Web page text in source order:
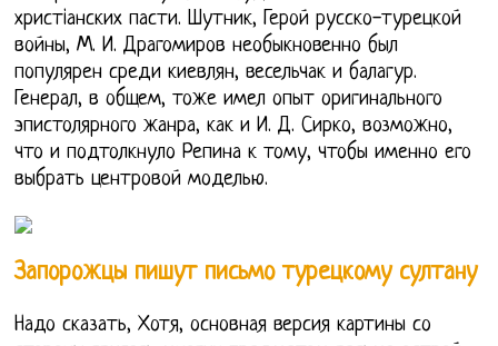
христiанских пасти. Шутник, Герой русско-турецкой
войны, М. И. Драгомиров необыкновенно был
популярен среди киевлян, весельчак и балагур.
Генерал, в общем, тоже имел опыт оригинального
эпистолярного жанра, как и И. Д. Сирко, возможно,
что и подтолкнуло Репина к тому, чтобы именно его
выбрать центровой моделью.
Запорожцы пишут письмо турецкому султану
Надо сказать, Хотя, основная версия картины со